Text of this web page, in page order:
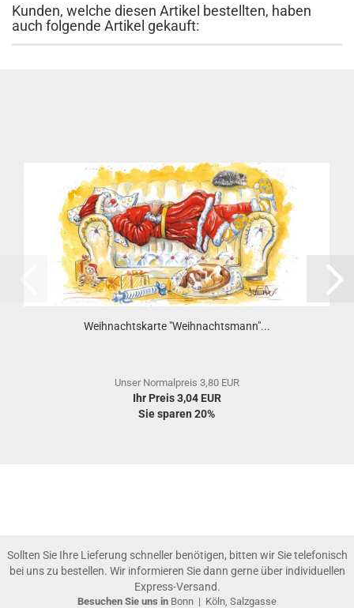
Kunden, welche diesen Artikel bestellten, haben
auch folgende Artikel gekauft:
Weihnachtskarte "Weihnachtsmann"...
Unser Normalpreis 3,80 EUR
Ihr Preis 3,04 EUR
Sie sparen 20%
Sollten Sie Ihre Lieferung schneller benötigen, bitten wir Sie telefonisch
bei uns zu bestellen. Wir informieren Sie dann gerne über individuellen
Express-Versand.
Besuchen Sie uns in Bonn | Köln, Salzgasse